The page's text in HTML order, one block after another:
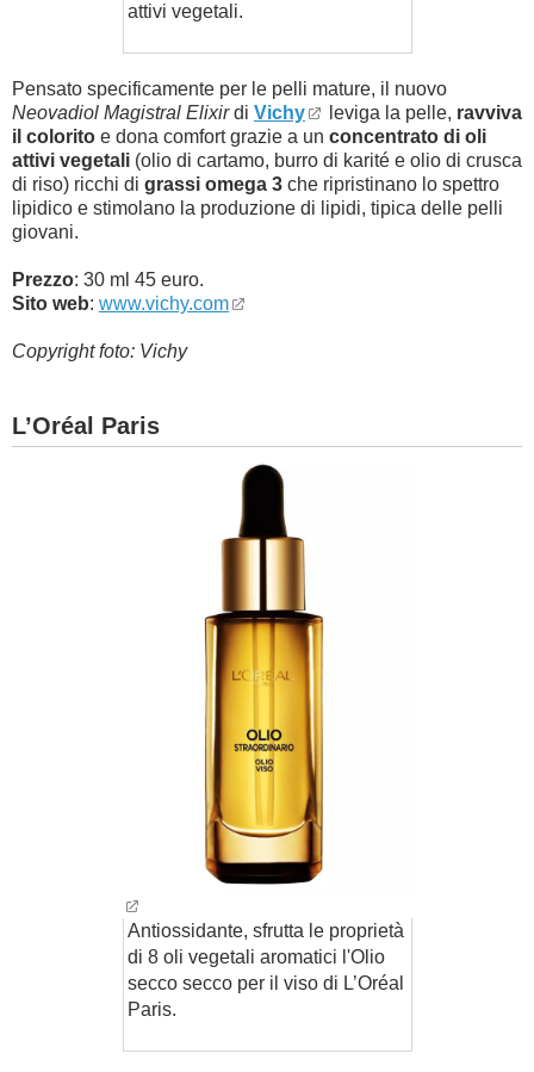
attivi vegetali.
Pensato specificamente per le pelli mature, il nuovo
Neovadiol Magistral Elixirdi Vichy leviga la pelle, ravviva
il colorito e dona comfort grazie a un concentrato di oli
attivi vegetali (olio di cartamo, burro di karité e olio di crusca
di riso) ricchi di grassi omega 3 che ripristinano lo spettro
lipidico e stimolano la produzione di lipidi, tipica delle pelli
giovani.
Prezzo: 30 ml 45 euro.
Sito web: www.vichy.com
Copyright foto: Vichy
L’Oréal Paris
Antiossidante, sfrutta le proprietà
di 8 oli vegetali aromatici l'Olio
secco secco per il viso di L’Oréal
Paris.